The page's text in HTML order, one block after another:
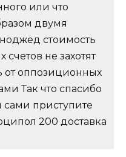
или что
двумя
стоимость
не захотят
от оппозиционных
Так что спасибо
сами приступите
200 доставка